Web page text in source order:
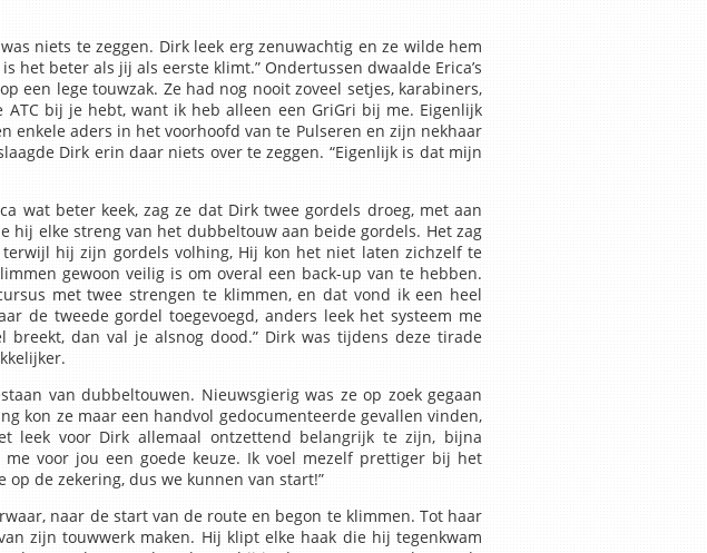
niets te zeggen. Dirk leek erg zenuwachtig en ze wilde hem
het beter als jij als eerste klimt.” Ondertussen dwaalde Erica’s
een lege touwzak. Ze had nog nooit zoveel setjes, karabiners,
bij je hebt, want ik heb alleen een GriGri bij me. Eigenlijk
enkele aders in het voorhoofd van te Pulseren en zijn nekhaar
Dirk erin daar niets over te zeggen. “Eigenlijk is dat mijn
wat beter keek, zag ze dat Dirk twee gordels droeg, met aan
hij elke streng van het dubbeltouw aan beide gordels. Het zag
hij zijn gordels volhing, Hij kon het niet laten zichzelf te
gewoon veilig is om overal een back-up van te hebben.
met twee strengen te klimmen, en dat vond ik een heel
de tweede gordel toegevoegd, anders leek het systeem me
dan val je alsnog dood.” Dirk was tijdens deze tirade
van dubbeltouwen. Nieuwsgierig was ze op zoek gegaan
kon ze maar een handvol gedocumenteerde gevallen vinden,
leek voor Dirk allemaal ontzettend belangrijk te zijn, bijna
voor jou een goede keuze. Ik voel mezelf prettiger bij het
de zekering, dus we kunnen van start!”
naar de start van de route en begon te klimmen. Tot haar
zijn touwwerk maken. Hij klipt elke haak die hij tegenkwam